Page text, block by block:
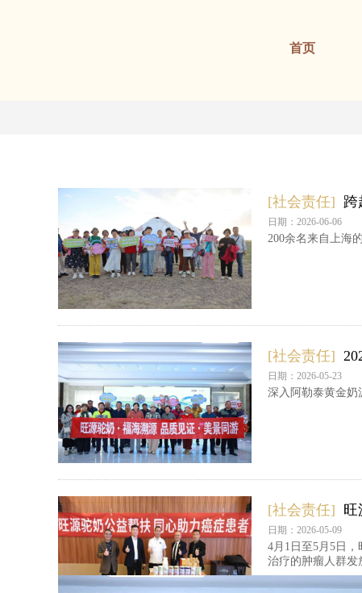
首页
[社会责任] 跨
日期：2026-06-06
200余名来自上海
[社会责任]
日期：2026-05-23
深入阿勒泰黄金奶
[社会责任] 旺
日期：2026-05-09
4月1日至5月5日
治疗的肿瘤人群发